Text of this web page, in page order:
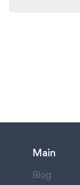
Main
Blog